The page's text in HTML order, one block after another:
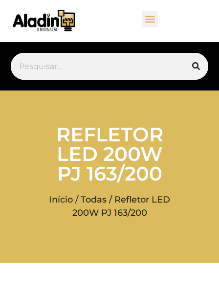
REFLETOR
LED 200W
PJ 163/200
Início /Todas / Refletor LED
200W PJ 163/200